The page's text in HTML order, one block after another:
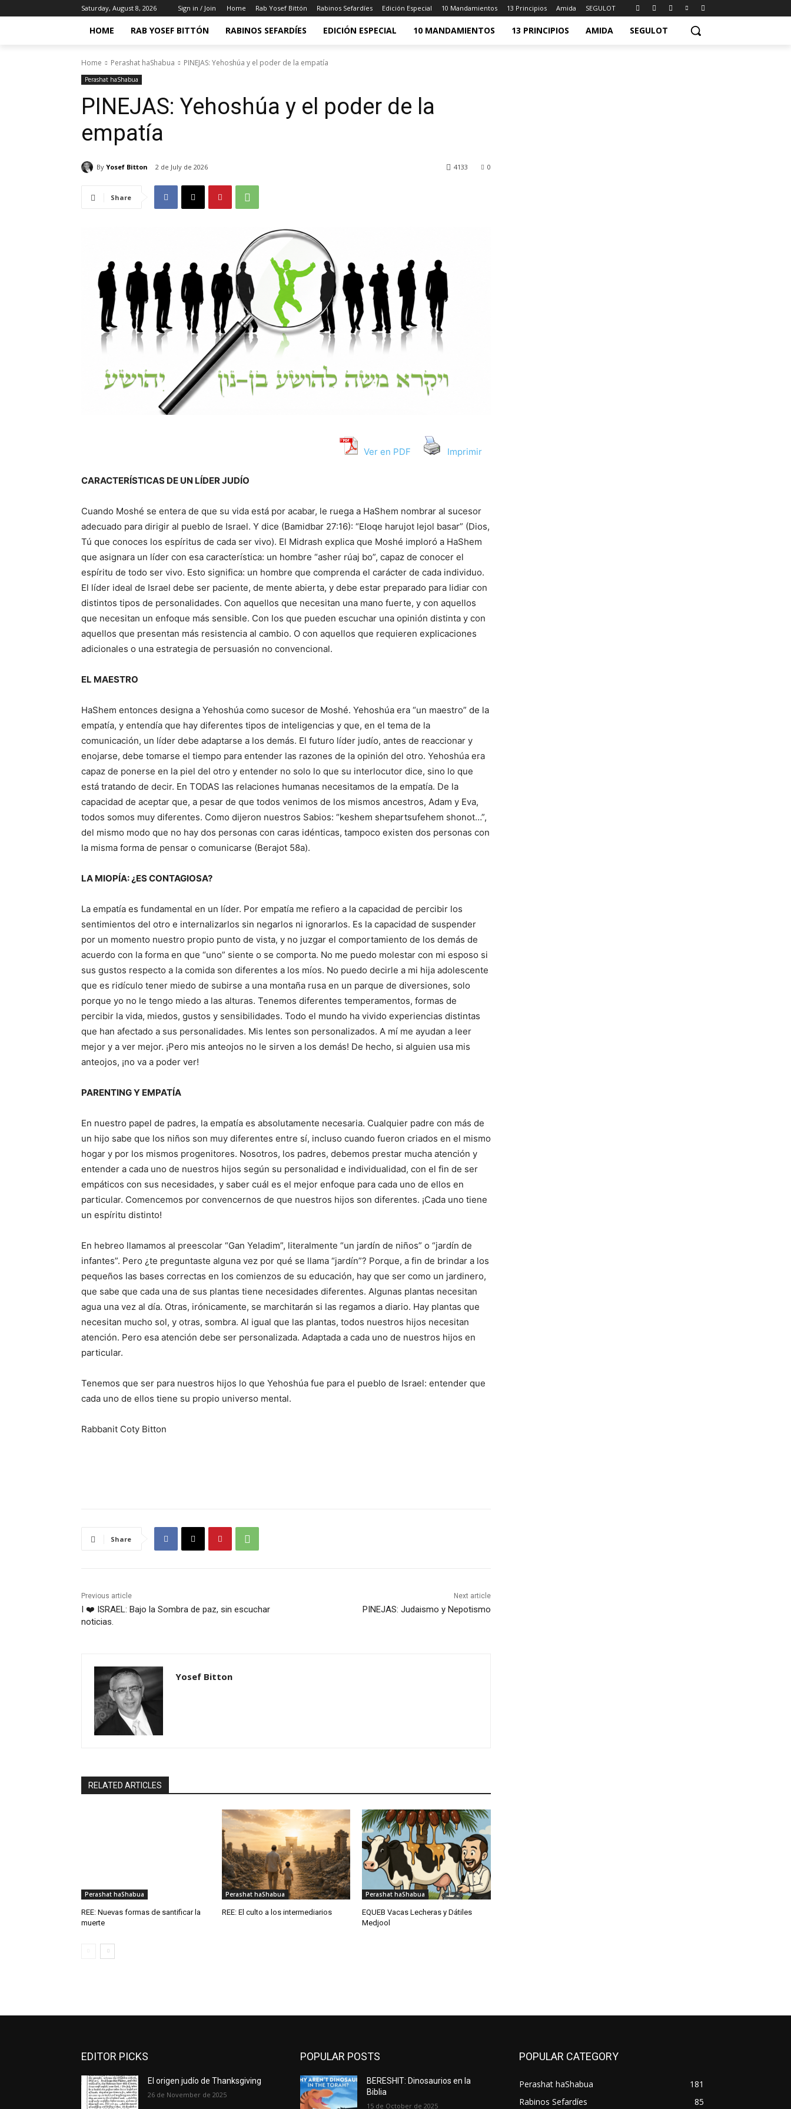
Saturday, August 8, 2026 Sign in / Join Home Rab Yosef Bittón Rabinos Sefardíes Edición Especial 10 Mandamientos 13 Principios Amida SEGULOT
HOME RAB YOSEF BITTÓN RABINOS SEFARDÍES EDICIÓN ESPECIAL 10 MANDAMIENTOS 13 PRINCIPIOS AMIDA SEGULOT
Home Perashat haShabua PINEJAS: Yehoshúa y el poder de la empatía
Perashat haShabua
PINEJAS: Yehoshúa y el poder de la
empatía
By Yosef Bitton 2 de July de 2026 0
4133
Share
Ver en PDF Imprimir
CARACTERÍSTICAS DE UN LÍDER JUDÍO
Cuando Moshé se entera de que su vida está por acabar, le ruega a HaShem nombrar al sucesor
adecuado para dirigir al pueblo de Israel. Y dice (Bamidbar 27:16): “Eloqe harujot lejol basar” (Dios,
Tú que conoces los espíritus de cada ser vivo). El Midrash explica que Moshé imploró a HaShem
que asignara un líder con esa característica: un hombre “asher rúaj bo”, capaz de conocer el
espíritu de todo ser vivo. Esto significa: un hombre que comprenda el carácter de cada individuo.
El líder ideal de Israel debe ser paciente, de mente abierta, y debe estar preparado para lidiar con
distintos tipos de personalidades. Con aquellos que necesitan una mano fuerte, y con aquellos
que necesitan un enfoque más sensible. Con los que pueden escuchar una opinión distinta y con
aquellos que presentan más resistencia al cambio. O con aquellos que requieren explicaciones
adicionales o una estrategia de persuasión no convencional.
EL MAESTRO
HaShem entonces designa a Yehoshúa como sucesor de Moshé. Yehoshúa era “un maestro” de la
empatía, y entendía que hay diferentes tipos de inteligencias y que, en el tema de la
comunicación, un líder debe adaptarse a los demás. El futuro líder judío, antes de reaccionar y
enojarse, debe tomarse el tiempo para entender las razones de la opinión del otro. Yehoshúa era
capaz de ponerse en la piel del otro y entender no solo lo que su interlocutor dice, sino lo que
está tratando de decir. En TODAS las relaciones humanas necesitamos de la empatía. De la
capacidad de aceptar que, a pesar de que todos venimos de los mismos ancestros, Adam y Eva,
todos somos muy diferentes. Como dijeron nuestros Sabios: “keshem shepartsufehem shonot…”,
del mismo modo que no hay dos personas con caras idénticas, tampoco existen dos personas con
la misma forma de pensar o comunicarse (Berajot 58a).
LA MIOPÍA: ¿ES CONTAGIOSA?
La empatía es fundamental en un líder. Por empatía me refiero a la capacidad de percibir los
sentimientos del otro e internalizarlos sin negarlos ni ignorarlos. Es la capacidad de suspender
por un momento nuestro propio punto de vista, y no juzgar el comportamiento de los demás de
acuerdo con la forma en que “uno” siente o se comporta. No me puedo molestar con mi esposo si
sus gustos respecto a la comida son diferentes a los míos. No puedo decirle a mi hija adolescente
que es ridículo tener miedo de subirse a una montaña rusa en un parque de diversiones, solo
porque yo no le tengo miedo a las alturas. Tenemos diferentes temperamentos, formas de
percibir la vida, miedos, gustos y sensibilidades. Todo el mundo ha vivido experiencias distintas
que han afectado a sus personalidades. Mis lentes son personalizados. A mí me ayudan a leer
mejor y a ver mejor. ¡Pero mis anteojos no le sirven a los demás! De hecho, si alguien usa mis
anteojos, ¡no va a poder ver!
PARENTING Y EMPATÍA
En nuestro papel de padres, la empatía es absolutamente necesaria. Cualquier padre con más de
un hijo sabe que los niños son muy diferentes entre sí, incluso cuando fueron criados en el mismo
hogar y por los mismos progenitores. Nosotros, los padres, debemos prestar mucha atención y
entender a cada uno de nuestros hijos según su personalidad e individualidad, con el fin de ser
empáticos con sus necesidades, y saber cuál es el mejor enfoque para cada uno de ellos en
particular. Comencemos por convencernos de que nuestros hijos son diferentes. ¡Cada uno tiene
un espíritu distinto!
En hebreo llamamos al preescolar “Gan Yeladim”, literalmente “un jardín de niños” o “jardín de
infantes”. Pero ¿te preguntaste alguna vez por qué se llama “jardín”? Porque, a fin de brindar a los
pequeños las bases correctas en los comienzos de su educación, hay que ser como un jardinero,
que sabe que cada una de sus plantas tiene necesidades diferentes. Algunas plantas necesitan
agua una vez al día. Otras, irónicamente, se marchitarán si las regamos a diario. Hay plantas que
necesitan mucho sol, y otras, sombra. Al igual que las plantas, todos nuestros hijos necesitan
atención. Pero esa atención debe ser personalizada. Adaptada a cada uno de nuestros hijos en
particular.
Tenemos que ser para nuestros hijos lo que Yehoshúa fue para el pueblo de Israel: entender que
cada uno de ellos tiene su propio universo mental.
Rabbanit Coty Bitton
Share
Previous article
I ❤️ ISRAEL: Bajo la Sombra de paz, sin escuchar
noticias.
Next article
PINEJAS: Judaismo y Nepotismo
Yosef Bitton
RELATED ARTICLES
Perashat haShabua
REE: Nuevas formas de santificar la
muerte
Perashat haShabua
REE: El culto a los intermediarios
Perashat haShabua
EQUEB Vacas Lecheras y Dátiles
Medjool
EDITOR PICKS
El origen judío de Thanksgiving
26 de November de 2025
POPULAR POSTS
BERESHIT: Dinosaurios en la
Biblia
15 de October de 2025
POPULAR CATEGORY
Perashat haShabua
181
Rabinos Sefardíes
85